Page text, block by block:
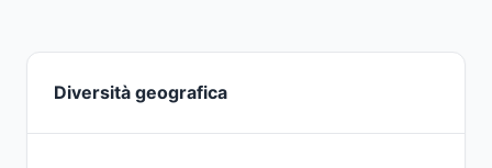
Diversità geografica